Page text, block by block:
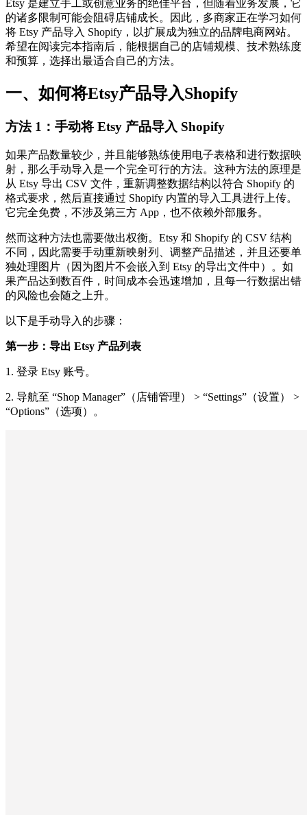
Etsy 是建立手工或创意业务的绝佳平台，但随着业务发展，它
的诸多限制可能会阻碍店铺成长。因此，多商家正在学习如何
将 Etsy 产品导入 Shopify，以扩展成为独立的品牌电商网站。
希望在阅读完本指南后，能根据自己的店铺规模、技术熟练度
和预算，选择出最适合自己的方法。
一、如何将Etsy产品导入Shopify
方法 1：手动将 Etsy 产品导入 Shopify
如果产品数量较少，并且能够熟练使用电子表格和进行数据映
射，那么手动导入是一个完全可行的方法。这种方法的原理是
从 Etsy 导出 CSV 文件，重新调整数据结构以符合 Shopify 的
格式要求，然后直接通过 Shopify 内置的导入工具进行上传。
它完全免费，不涉及第三方 App，也不依赖外部服务。
然而这种方法也需要做出权衡。Etsy 和 Shopify 的 CSV 结构
不同，因此需要手动重新映射列、调整产品描述，并且还要单
独处理图片（因为图片不会嵌入到 Etsy 的导出文件中）。如
果产品达到数百件，时间成本会迅速增加，且每一行数据出错
的风险也会随之上升。
以下是手动导入的步骤：
第一步：导出 Etsy 产品列表
1. 登录 Etsy 账号。
2. 导航至 “Shop Manager”（店铺管理） > “Settings”（设置） >
“Options”（选项）。